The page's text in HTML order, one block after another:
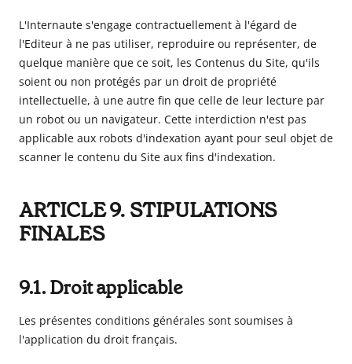
L'Internaute s'engage contractuellement à l'égard de
l'Editeur à ne pas utiliser, reproduire ou représenter, de
quelque manière que ce soit, les Contenus du Site, qu'ils
soient ou non protégés par un droit de propriété
intellectuelle, à une autre fin que celle de leur lecture par
un robot ou un navigateur. Cette interdiction n'est pas
applicable aux robots d'indexation ayant pour seul objet de
scanner le contenu du Site aux fins d'indexation.
ARTICLE 9. STIPULATIONS
FINALES
9.1. Droit applicable
Les présentes conditions générales sont soumises à
l'application du droit français.